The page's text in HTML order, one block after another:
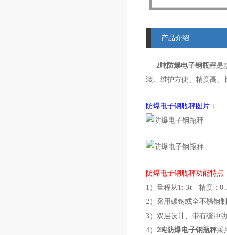
产品介绍
2吨防爆电子钢瓶秤是
装、维护方便、精度高、
防爆电子钢瓶秤图片：
防爆电子钢瓶秤功能特点
1）量程从1t-3t 精度：
2）采用碳钢或全不锈
3）双层设计、带有缓冲
4） 2吨防爆电子钢瓶秤采